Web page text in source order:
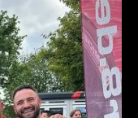
VOTRE
SOIT